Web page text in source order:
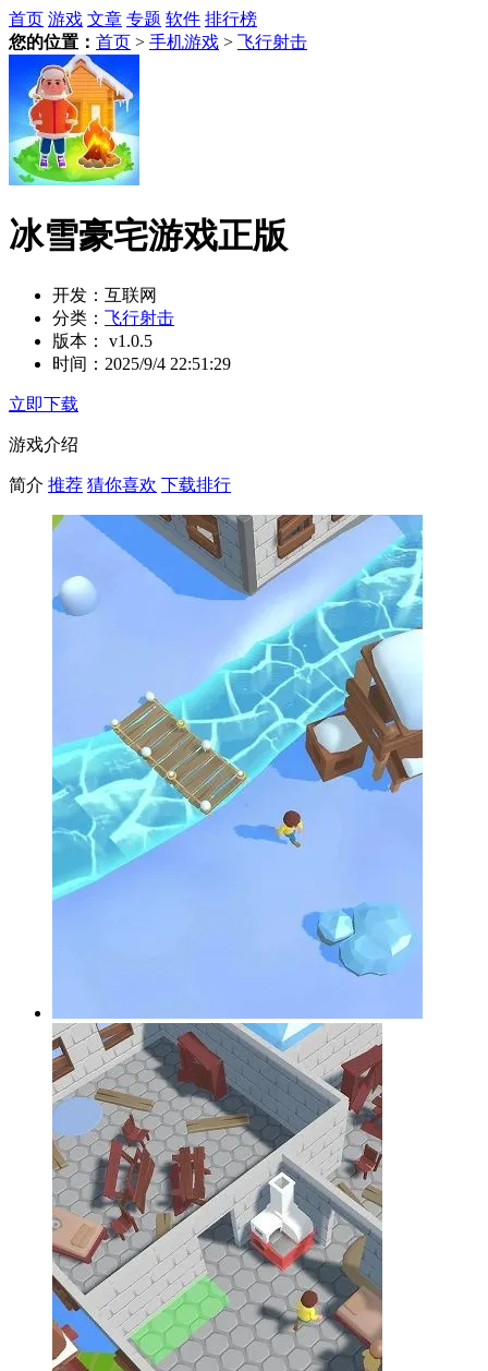
首页 游戏 文章 专题 软件 排行榜
您的位置： 首页 > 手机游戏 > 飞行射击
冰雪豪宅游戏正版
开发： 互联网
分类： 飞行射击
版本：
v1.0.5
时间： 2025/9/4 22:51:29
立即下载
游戏介绍
简介 推荐 猜你喜欢 下载排行